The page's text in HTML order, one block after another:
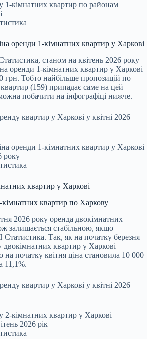
1-кімнатних квартир по районам
оренди 1-кімнатних квартир у Харкові
станом на квітень 2026 року
оренди 1‑кімнатних квартир у Харкові
грн. Тобто найбільше пропозицій по
(159) припадає саме на цей
побачити на інфографіці нижче.
оренди 1-кімнатних квартир у Харкові
року
квартир у Харкові
квартир по Харкову
2026 року оренда двокімнатних
залишається стабільною, якщо
Так, як на початку березня
двокімнатних квартир у Харкові
на початку квітня ціна становила 10 000
11,1%.
2-кімнатних квартир у Харкові
2026 рік